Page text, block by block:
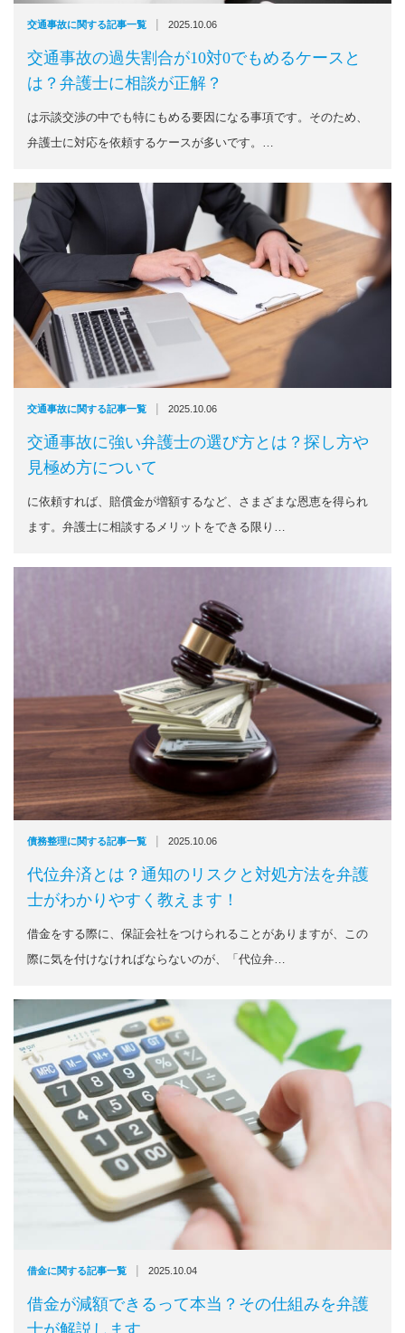
交通事故に関する記事一覧 | 2025.10.06
交通事故の過失割合が10対0でもめるケースと
は？弁護士に相談が正解？
は示談交渉の中でも特にもめる要因になる事項です。そのため、
弁護士に対応を依頼するケースが多いです。…
交通事故に関する記事一覧 | 2025.10.06
交通事故に強い弁護士の選び方とは？探し方や
見極め方について
に依頼すれば、賠償金が増額するなど、さまざまな恩恵を得られ
ます。弁護士に相談するメリットをできる限り…
債務整理に関する記事一覧 | 2025.10.06
代位弁済とは？通知のリスクと対処方法を弁護
士がわかりやすく教えます！
借金をする際に、保証会社をつけられることがありますが、この
際に気を付けなければならないのが、「代位弁…
借金に関する記事一覧 | 2025.10.04
借金が減額できるって本当？その仕組みを弁護